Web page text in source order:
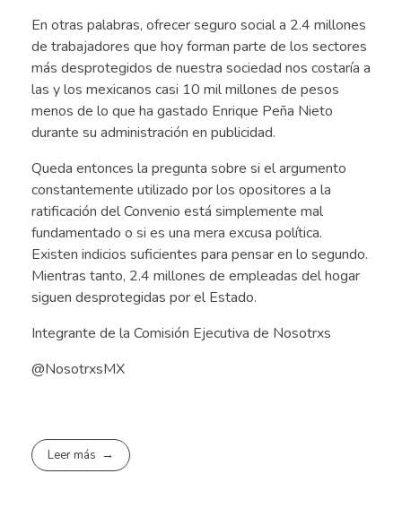
En otras palabras, ofrecer seguro social a 2.4 millones
de trabajadores que hoy forman parte de los sectores
más desprotegidos de nuestra sociedad nos costaría a
las y los mexicanos casi 10 mil millones de pesos
menos de lo que ha gastado Enrique Peña Nieto
durante su administración en publicidad.
Queda entonces la pregunta sobre si el argumento
constantemente utilizado por los opositores a la
ratificación del Convenio está simplemente mal
fundamentado o si es una mera excusa política.
Existen indicios suficientes para pensar en lo segundo.
Mientras tanto, 2.4 millones de empleadas del hogar
siguen desprotegidas por el Estado.
Integrante de la Comisión Ejecutiva de Nosotrxs
@NosotrxsMX
Leer más